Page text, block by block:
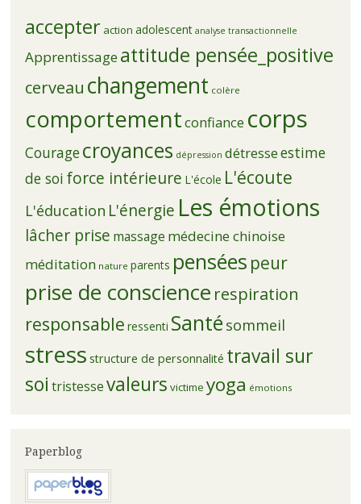
accepter action adolescent analyse transactionnelle
Apprentissage attitude pensée_positive
cerveau changement colère
comportementconfiance corps
Couragecroyances dépression détresseestime
de soi force intérieure L'école L'écoute
L'éducation L'énergie Les émotions
lâcher prise massage médecine chinoise
méditation nature parents pensées peur
prise de conscience respiration
responsable ressenti Santésommeil
stress structure de personnalité travail sur
soi tristessevaleurs victime yoga émotions
Paperblog